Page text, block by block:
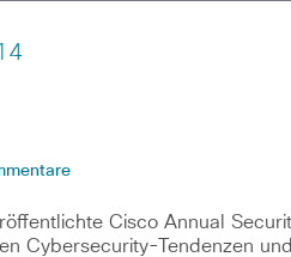
Cisco Annual
Cybersecurity-Tendenzen